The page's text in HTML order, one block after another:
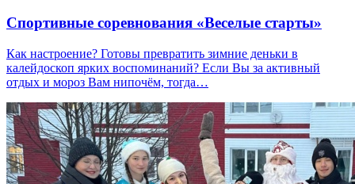
Спортивные соревнования «Веселые старты»
Как настроение? Готовы превратить зимние деньки в
калейдоскоп ярких воспоминаний? Если Вы за активный
отдых и мороз Вам нипочём, тогда…